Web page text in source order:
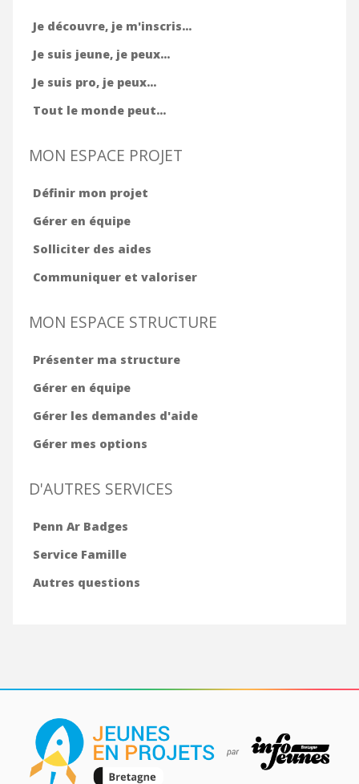
Je découvre, je m'inscris...
Je suis jeune, je peux...
Je suis pro, je peux...
Tout le monde peut...
MON ESPACE PROJET
Définir mon projet
Gérer en équipe
Solliciter des aides
Communiquer et valoriser
MON ESPACE STRUCTURE
Présenter ma structure
Gérer en équipe
Gérer les demandes d'aide
Gérer mes options
D'AUTRES SERVICES
Penn Ar Badges
Service Famille
Autres questions